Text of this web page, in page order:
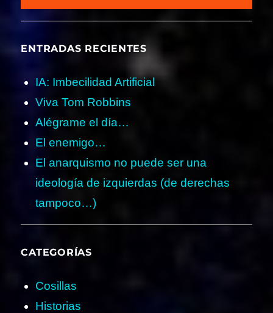
ENTRADAS RECIENTES
IA: Imbecilidad Artificial
Viva Tom Robbins
Alégrame el día…
El enemigo…
El anarquismo no puede ser una
ideología de izquierdas (de derechas
tampoco…)
CATEGORÍAS
Cosillas
Historias